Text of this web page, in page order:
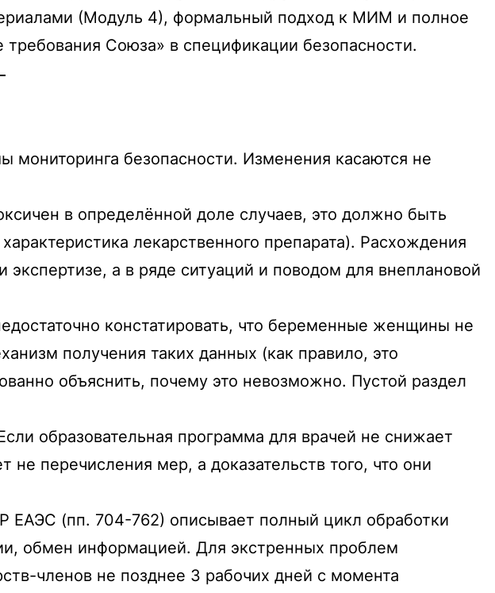
(Модуль 4), формальный подход к МИМ и полное
Союза» в спецификации безопасности.
безопасности. Изменения касаются не
в определённой доле случаев, это должно быть
лекарственного препарата). Расхождения
а в ряде ситуаций и поводом для внеплановой
констатировать, что беременные женщины не
получения таких данных (как правило, это
объяснить, почему это невозможно. Пустой раздел
образовательная программа для врачей не снижает
перечисления мер, а доказательств того, что они
ЕАЭС (пп. 704-762) описывает полный цикл обработки
обмен информацией. Для экстренных проблем
членов не позднее 3 рабочих дней с момента